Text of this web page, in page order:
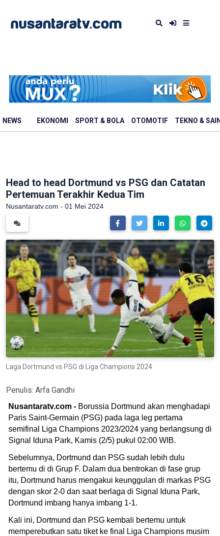
NEWS EKONOMI SPORT & BOLA OTOMOTIF TEKNO &
Head to head Dortmund vs PSG dan Catatan
Pertemuan Terakhir Kedua Tim
Nusantaratv.com - 01 Mei 2024
Laga Dortmund vs PSG di Liga Champions 2024
Penulis: Arfa Gandhi
Nusantaratv.com - Borussia Dortmund akan menghadapi
Paris Saint-Germain (PSG) pada laga leg pertama
semifinal Liga Champions 2023/2024 yang berlangsung di
Signal Iduna Park, Kamis (2/5) pukul 02:00 WIB.
Sebelumnya, Dortmund dan PSG sudah lebih dulu
bertemu di di Grup F. Dalam dua bentrokan di fase grup
itu, Dortmund harus mengakui keunggulan di markas PSG
dengan skor 2-0 dan saat berlaga di Signal Iduna Park,
Dortmund imbang hanya imbang 1-1.
Kali ini, Dortmund dan PSG kembali bertemu untuk
memperebutkan satu tiket ke final Liga Champions musim